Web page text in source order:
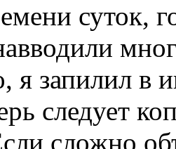
суток,
я запилил в
следует
сложно